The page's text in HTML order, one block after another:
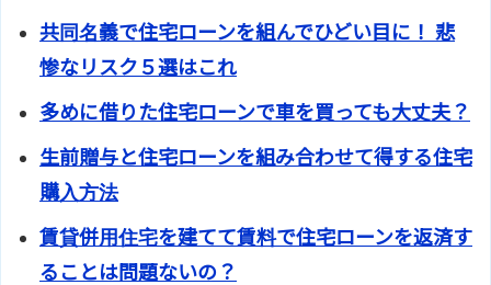
共同名義で住宅ローンを組んでひどい目に！ 悲
惨なリスク５選はこれ
多めに借りた住宅ローンで車を買っても大丈夫？
生前贈与と住宅ローンを組み合わせて得する住宅
購入方法
賃貸併用住宅を建てて賃料で住宅ローンを返済す
ることは問題ないの？